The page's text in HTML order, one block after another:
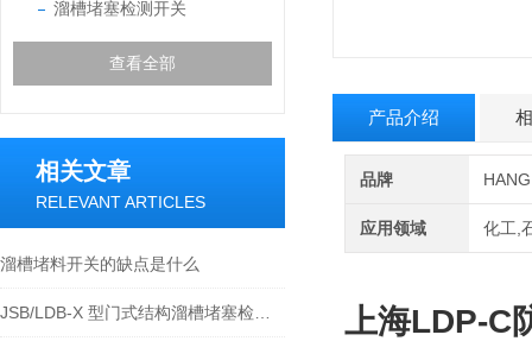
溜槽堵塞检测开关
查看全部
相关文章
RELEVANT ARTICLES
溜槽堵料开关的缺点是什么
产品介绍
品牌
应用领域 化工,
上海LDP-C